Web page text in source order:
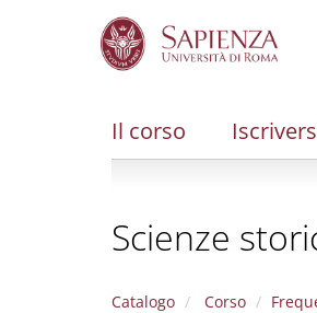
Il corso
Scienze
Catalogo Corso